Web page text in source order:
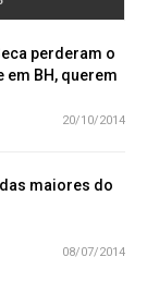
perderam o
BH, querem
20/10/2014
maiores do
08/07/2014